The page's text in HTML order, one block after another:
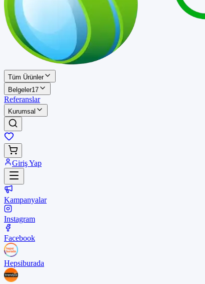
Tüm Ürünler
Belgeler17
Referanslar
Kurumsal
Giriş Yap
Kampanyalar
Instagram
Facebook
Hepsiburada